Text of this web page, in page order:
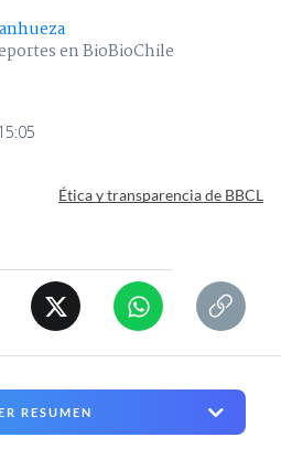
en BioBioChile
Ética y transparencia de BBCL
RESUMEN